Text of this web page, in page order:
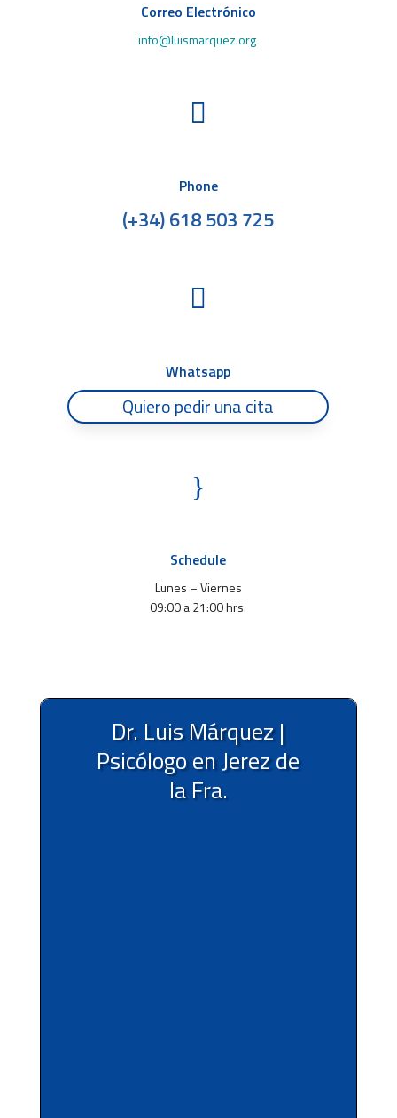
Correo Electrónico
info@luismarquez.org

Phone
(+34) 618 503 725

Whatsapp
Quiero pedir una cita
}
Schedule
Lunes – Viernes
09:00 a 21:00 hrs.
Dr. Luis Márquez |
Psicólogo en Jerez de
la Fra.